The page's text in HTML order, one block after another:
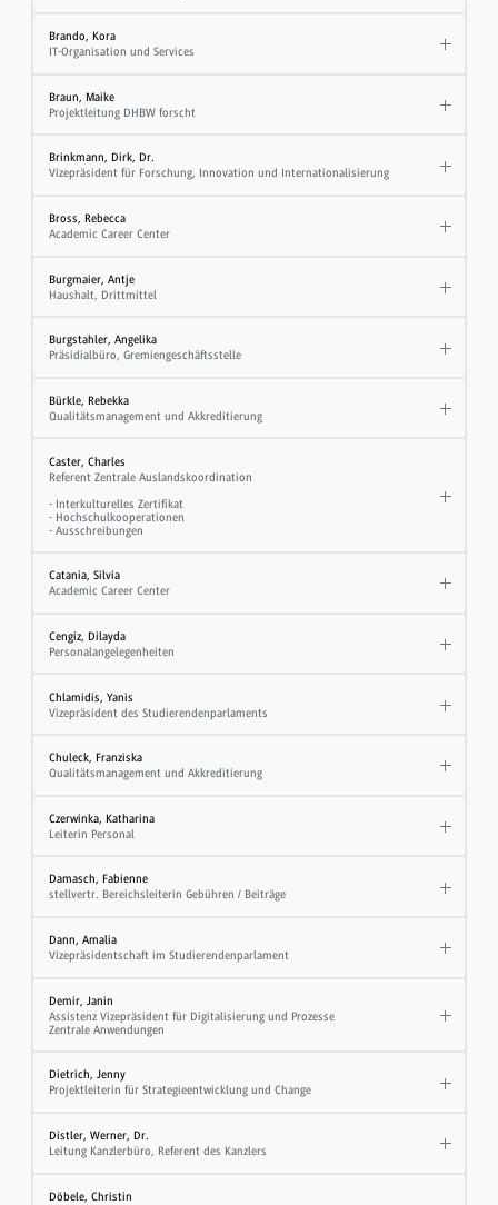
Brando, Kora
IT-Organisation und Services
Braun, Maike
Projektleitung DHBW forscht
Brinkmann, Dirk, Dr.
Vizepräsident für Forschung, Innovation und Internationalisierung
Bross, Rebecca
Academic Career Center
Burgmaier, Antje
Haushalt, Drittmittel
Burgstahler, Angelika
Präsidialbüro, Gremiengeschäftsstelle
Bürkle, Rebekka
Qualitätsmanagement und Akkreditierung
Caster, Charles
Referent Zentrale Auslandskoordination
- Interkulturelles Zertifikat
- Hochschulkooperationen
- Ausschreibungen
Catania, Silvia
Academic Career Center
Cengiz, Dilayda
Personalangelegenheiten
Chlamidis, Yanis
Vizepräsident des Studierendenparlaments
Chuleck, Franziska
Qualitätsmanagement und Akkreditierung
Czerwinka, Katharina
Leiterin Personal
Damasch, Fabienne
stellvertr. Bereichsleiterin Gebühren / Beiträge
Dann, Amalia
Vizepräsidentschaft im Studierendenparlament
Demir, Janin
Assistenz Vizepräsident für Digitalisierung und Prozesse
Zentrale Anwendungen
Dietrich, Jenny
Projektleiterin für Strategieentwicklung und Change
Distler, Werner, Dr.
Leitung Kanzlerbüro, Referent des Kanzlers
Döbele, Christin